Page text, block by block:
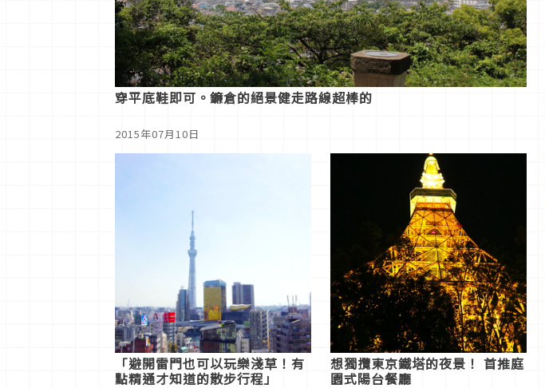
穿平底鞋即可。鐮倉的絕景健走路線超棒的
2015年07月10日
「避開雷門也可以玩樂淺草！有
點精通才知道的散步行程」
想獨攬東京鐵塔的夜景！ 首推庭
園式陽台餐廳